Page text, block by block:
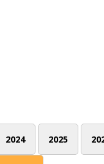
2024 2025